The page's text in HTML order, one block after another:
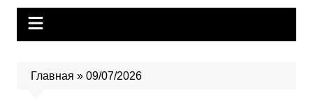
Главная » 09/07/2026